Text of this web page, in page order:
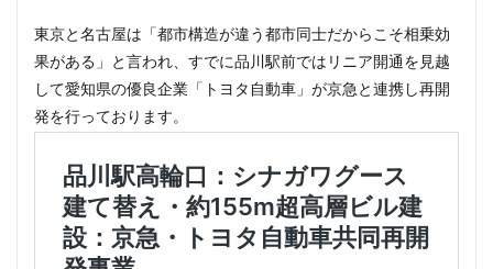
東京と名古屋は「都市構造が違う都市同士だからこそ相乗効
果がある」と言われ、すでに品川駅前ではリニア開通を見越
して愛知県の優良企業「トヨタ自動車」が京急と連携し再開
発を行っております。